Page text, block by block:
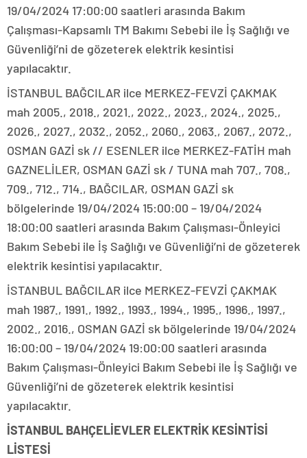
19/04/2024 17:00:00 saatleri arasında Bakım
Çalışması-Kapsamlı TM Bakımı Sebebi ile İş Sağlığı ve
Güvenliği’ni de gözeterek elektrik kesintisi
yapılacaktır.
İSTANBUL BAĞCILAR ilce MERKEZ-FEVZİ ÇAKMAK
mah 2005., 2018., 2021., 2022., 2023., 2024., 2025.,
2026., 2027., 2032., 2052., 2060., 2063., 2067., 2072.,
OSMAN GAZİ sk // ESENLER ilce MERKEZ-FATİH mah
GAZNELİLER, OSMAN GAZİ sk / TUNA mah 707., 708.,
709., 712., 714., BAĞCILAR, OSMAN GAZİ sk
bölgelerinde 19/04/2024 15:00:00 – 19/04/2024
18:00:00 saatleri arasında Bakım Çalışması-Önleyici
Bakım Sebebi ile İş Sağlığı ve Güvenliği’ni de gözeterek
elektrik kesintisi yapılacaktır.
İSTANBUL BAĞCILAR ilce MERKEZ-FEVZİ ÇAKMAK
mah 1987., 1991., 1992., 1993., 1994., 1995., 1996., 1997.,
2002., 2016., OSMAN GAZİ sk bölgelerinde 19/04/2024
16:00:00 – 19/04/2024 19:00:00 saatleri arasında
Bakım Çalışması-Önleyici Bakım Sebebi ile İş Sağlığı ve
Güvenliği’ni de gözeterek elektrik kesintisi
yapılacaktır.
İSTANBUL BAHÇELİEVLER ELEKTRİK KESİNTİSİ
LİSTESİ